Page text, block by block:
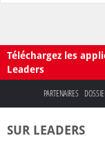
Téléchargez les
Leaders
PARTENAIRES
SUR LEADERS